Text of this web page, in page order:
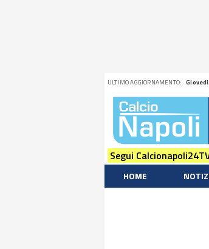
ULTIMO AGGIORNAMENTO:
Segui
HOME